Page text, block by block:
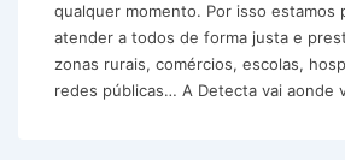
qualquer momento. Por isso estamos
atender a todos de forma justa e
zonas rurais, comércios, escolas,
redes públicas… A Detecta vai aonde